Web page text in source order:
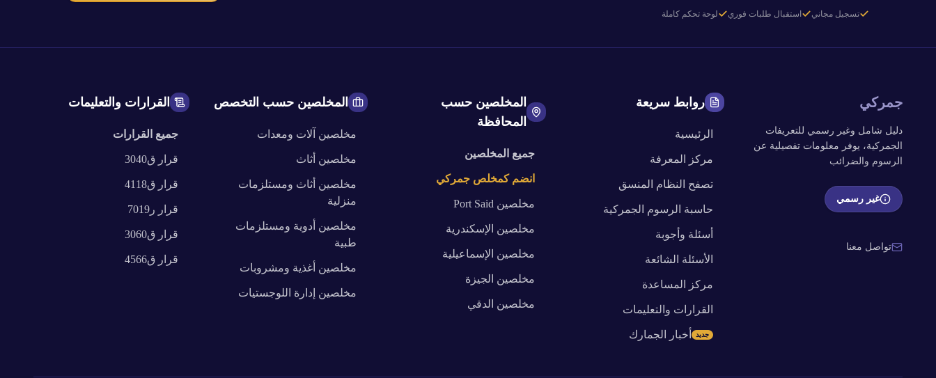
تسجيل مجاني استقبال طلبات فوري لوحة تحكم كاملة
جمركي
دليل شامل وغير رسمي للتعريفات
الجمركية، يوفر معلومات تفصيلية عن
الرسوم والضرائب
غير رسمي
تواصل معنا
روابط سريعة
الرئيسية
مركز المعرفة
تصفح النظام المنسق
حاسبة الرسوم الجمركية
أسئلة وأجوبة
الأسئلة الشائعة
مركز المساعدة
القرارات والتعليمات
أخبار الجمارك جديد
المخلصين حسب
المحافظة
جميع المخلصين
انضم كمخلص جمركي
مخلصين Port Said
مخلصين الإسكندرية
مخلصين الإسماعيلية
مخلصين الجيزة
مخلصين الدقي
المخلصين حسب التخصص
مخلصين آلات ومعدات
مخلصين أثاث
مخلصين أثاث ومستلزمات
منزلية
مخلصين أدوية ومستلزمات
طبية
مخلصين أغذية ومشروبات
مخلصين إدارة اللوجستيات
القرارات والتعليمات
جميع القرارات
قرار ق3040
قرار ق4118
قرار ر7019
قرار ق3060
قرار ق4566